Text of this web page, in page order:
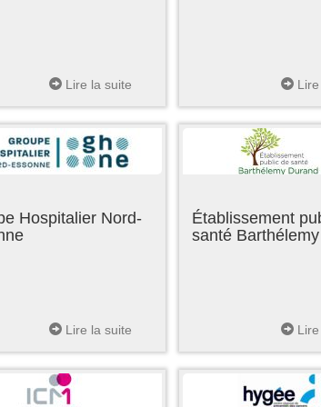
Lire la suite
Hospitalier Nord-
Lire la suite
Établissement
santé